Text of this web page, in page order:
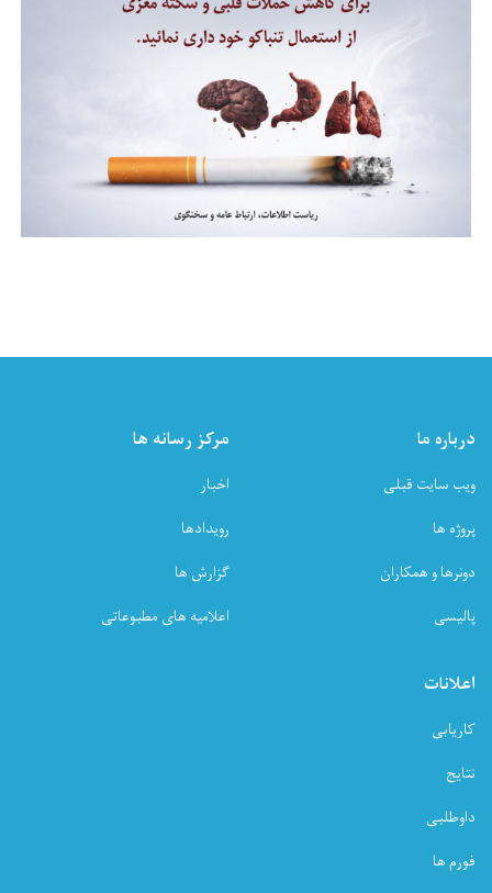
درباره ما
ویب سایت قبلی
پروژه ها
دونرها و همکاران
پالیسی
مرکز رسانه ها
اخبار
رویدادها
گزارش ها
اعلامیه های مطبوعاتی
اعلانات
کاریابی
نتایج
داوطلبی
فورم ها